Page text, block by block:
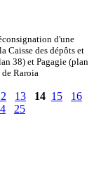
d'une
Caisse des dépôts et
38) et Pagagie (plan
Raroia
13 14 15
16
25